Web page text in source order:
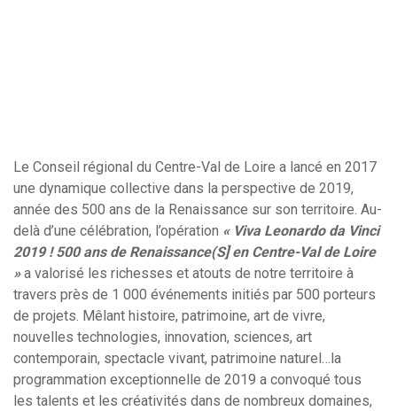
Le Conseil régional du Centre-Val de Loire a lancé en 2017
une dynamique collective dans la perspective de 2019,
année des 500 ans de la Renaissance sur son territoire. Au-
delà d’une célébration, l’opération « Viva Leonardo da Vinci
2019 ! 500 ans de Renaissance(S] en Centre-Val de Loire
»a valorisé les richesses et atouts de notre territoire à
travers près de 1 000 événements initiés par 500 porteurs
de projets. Mêlant histoire, patrimoine, art de vivre,
nouvelles technologies, innovation, sciences, art
contemporain, spectacle vivant, patrimoine naturel…la
programmation exceptionnelle de 2019 a convoqué tous
les talents et les créativités dans de nombreux domaines,